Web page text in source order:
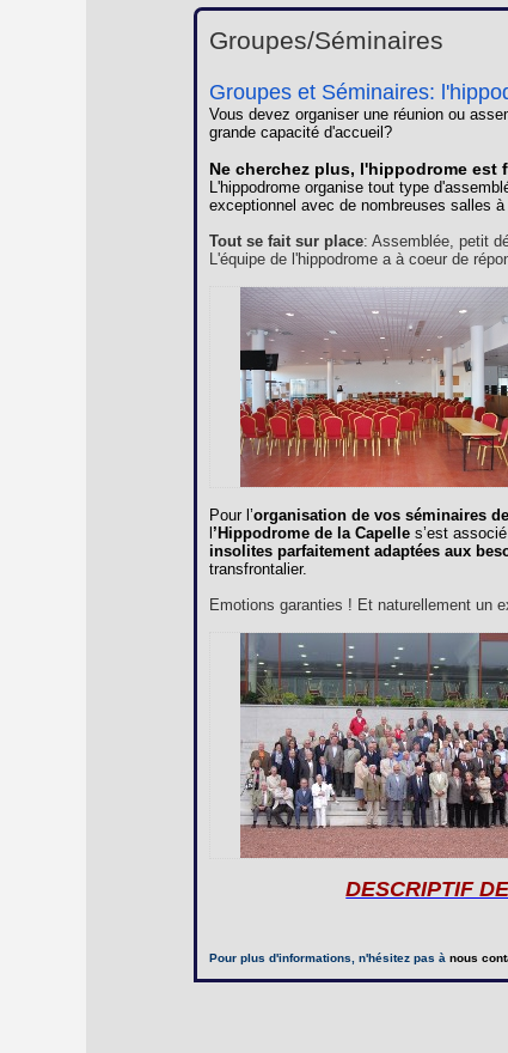
Groupes/Séminaires
Groupes et Séminaires:
Vous devez organiser une réunion ou
grande capacité d'accueil?
Ne cherchez plus, l'hippodrome est
L'hippodrome organise tout type
exceptionnel avec de nombreuses salles
Tout se fait sur place: Assemblée, petit
L'équipe de l'hippodrome a à coeur de
Pour l’organisation de vos séminaires
’Hippodrome de la Capelle s’est
insolites parfaitement adaptées aux
transfrontalier.
Emotions garanties ! Et naturellement un
DESCRIPTIF
Pour plus d'informations, n'hésitez pas ànous